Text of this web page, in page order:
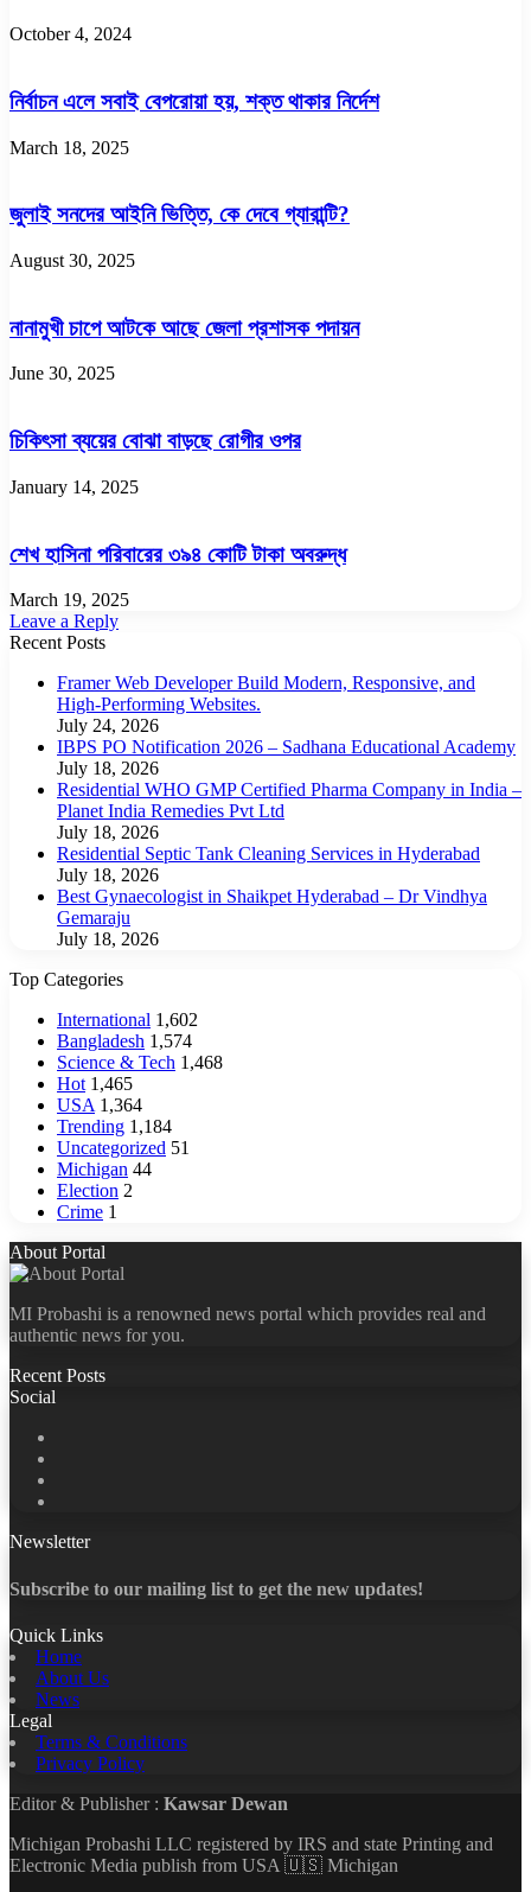
October 4, 2024
নির্বাচন এলে সবাই বেপরোয়া হয়, শক্ত থাকার নির্দেশ
March 18, 2025
জুলাই সনদের আইনি ভিত্তি, কে দেবে গ্যারান্টি?
August 30, 2025
নানামুখী চাপে আটকে আছে জেলা প্রশাসক পদায়ন
June 30, 2025
চিকিৎসা ব্যয়ের বোঝা বাড়ছে রোগীর ওপর
January 14, 2025
শেখ হাসিনা পরিবারের ৩৯৪ কোটি টাকা অবরুদ্ধ
March 19, 2025
Leave a Reply
Recent Posts
Framer Web Developer Build Modern, Responsive, and
High-Performing Websites.
July 24, 2026
IBPS PO Notification 2026 – Sadhana Educational Academy
July 18, 2026
Residential WHO GMP Certified Pharma Company in India –
Planet India Remedies Pvt Ltd
July 18, 2026
Residential Septic Tank Cleaning Services in Hyderabad
July 18, 2026
Best Gynaecologist in Shaikpet Hyderabad – Dr Vindhya
Gemaraju
July 18, 2026
Top Categories
International 1,602
Bangladesh 1,574
Science & Tech 1,468
Hot 1,465
USA 1,364
Trending 1,184
Uncategorized 51
Michigan 44
Election 2
Crime 1
About Portal
MI Probashi is a renowned news portal which provides real and
authentic news for you.
Recent Posts
Social
Newsletter
Subscribe to our mailing list to get the new updates!
Quick Links
Home
About Us
News
Legal
Terms & Conditions
Privacy Policy
Editor & Publisher : Kawsar Dewan
Michigan Probashi LLC registered by IRS and state Printing and
Electronic Media publish from USA 🇺🇸 Michigan